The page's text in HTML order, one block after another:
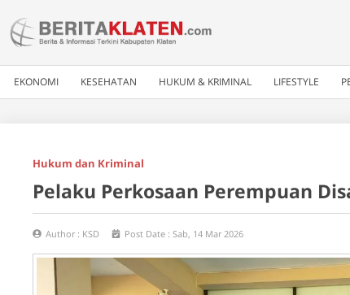
EKONOMI KESEHATAN HUKUM & KRIMINAL LIFESTYLE
Hukum dan Kriminal
Pelaku Perkosaan Perempuan
Author : KSD Post Date : Sab, 14 Mar 2026